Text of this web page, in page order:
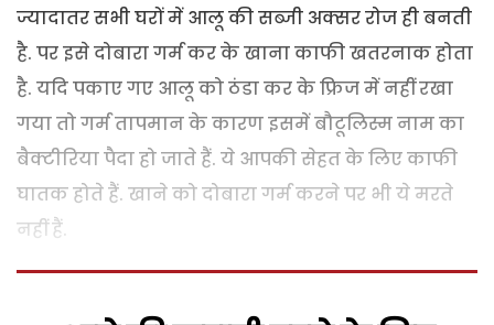
ज्यादातर सभी घरों में आलू की सब्जी अक्सर रोज ही बनती
है. पर इसे दोबारा गर्म कर के खाना काफी खतरनाक होता
है. यदि पकाए गए आलू को ठंडा कर के फ्रिज में नहीं रखा
गया तो गर्म तापमान के कारण इसमें बौटूलिस्म नाम का
बैक्टीरिया पैदा हो जाते हैं. ये आपकी सेहत के लिए काफी
घातक होते हैं. खाने को दोबारा गर्म करने पर भी ये मरते
नहीं हैं.